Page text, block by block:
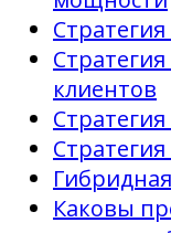
клиентов
Каковы